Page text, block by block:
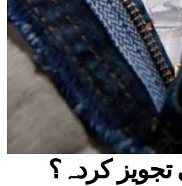
تجویز کردہ؟